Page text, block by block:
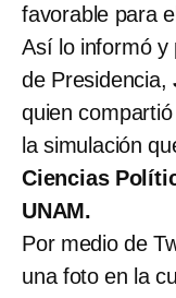
favorable para
Así lo informó y
de Presidencia,
quien
la simulación
Ciencias
UNAM.
Por medio de
una foto en la